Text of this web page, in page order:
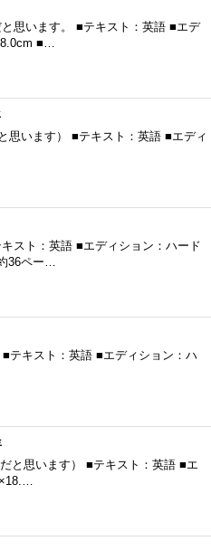
思います。 ■テキスト：英語 ■エデ
■…
思います） ■テキスト：英語 ■エディ
スト：英語 ■エディション：ハード
36ペー…
テキスト：英語 ■エディション：ハ
と思います） ■テキスト：英語 ■エ